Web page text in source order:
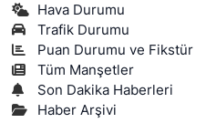
Hava Durumu
Trafik Durumu
Puan Durumu ve Fikstür
Tüm Manşetler
Son Dakika Haberleri
Haber Arşivi